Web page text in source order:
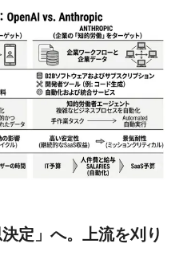
定」へ。上流を刈り